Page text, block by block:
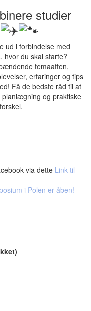
studier
ud i forbindelse med
hvor du skal starte?
temaaften,
erfaringer og tips
Få de bedste råd til at
planlægning og praktiske
via dette Link til
i Polen er åben!